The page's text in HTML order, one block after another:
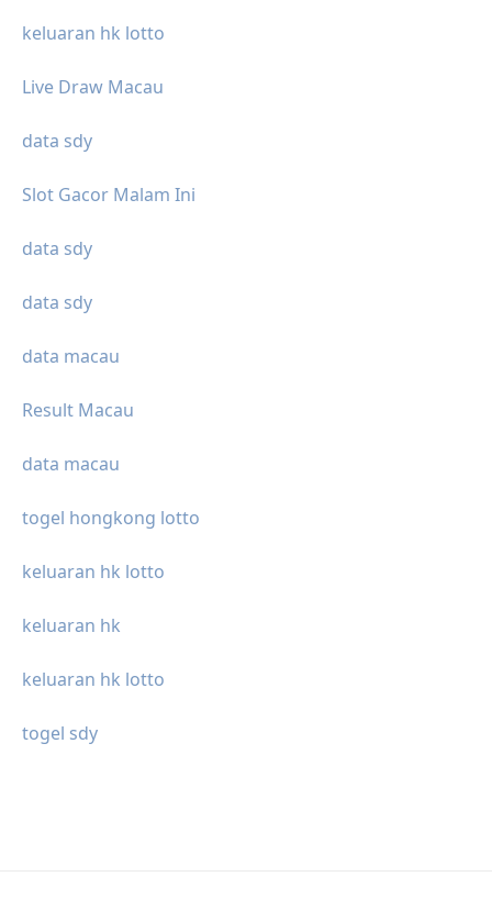
keluaran hk lotto
Live Draw Macau
data sdy
Slot Gacor Malam Ini
data sdy
data sdy
data macau
Result Macau
data macau
togel hongkong lotto
keluaran hk lotto
keluaran hk
keluaran hk lotto
togel sdy